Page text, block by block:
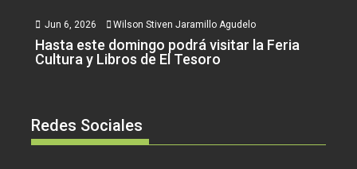
Jun 6, 2026 Wilson Stiven Jaramillo Agudelo
Hasta este domingo podrá visitar la Feria
Cultura y Libros de El Tesoro
Redes Sociales